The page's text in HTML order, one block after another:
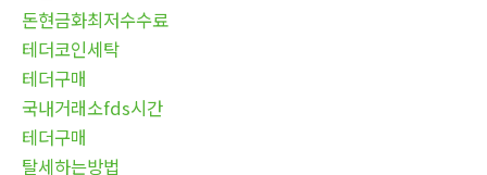
돈현금화최저수수료
테더코인세탁
테더구매
국내거래소fds시간
테더구매
탈세하는방법